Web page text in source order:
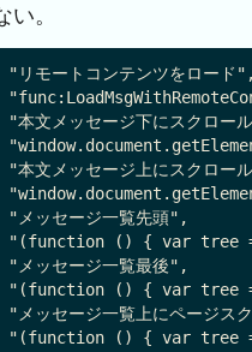
。
モートコンテンツをロード",
文メッセージ下にスクロー
文メッセージ上にスクロー
メッセージ一覧先頭",
"(function () { var tree
メッセージ一覧最後",
"(function () { var tree
ッセージ一覧上にページス
"(function () { var tree